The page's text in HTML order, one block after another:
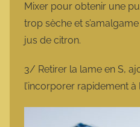
Mixer pour obtenir une
trop sèche et
jus de citron.
3/ Retirer la lame en S,
l’incorporer rapidement à